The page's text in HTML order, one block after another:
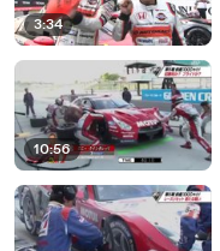
3:34
10:56